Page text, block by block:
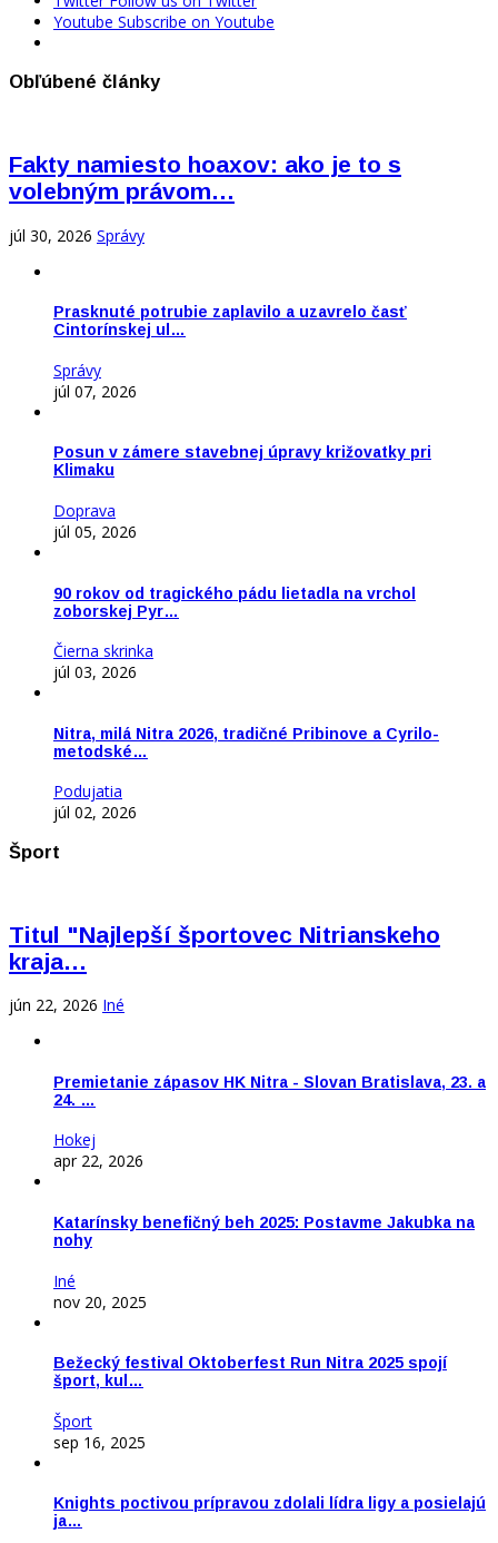
Youtube Subscribe on Youtube
Obľúbené články
Fakty namiesto hoaxov: ako je to s
volebným právom…
júl 30, 2026 Správy
Prasknuté potrubie zaplavilo a uzavrelo časť
Cintorínskej ul…
Správy
júl 07, 2026
Posun v zámere stavebnej úpravy križovatky pri
Klimaku
Doprava
júl 05, 2026
90 rokov od tragického pádu lietadla na vrchol
zoborskej Pyr…
Čierna skrinka
júl 03, 2026
Nitra, milá Nitra 2026, tradičné Pribinove a Cyrilo-
metodské…
Podujatia
júl 02, 2026
Šport
Titul "Najlepší športovec Nitrianskeho
kraja…
jún 22, 2026 Iné
Premietanie zápasov HK Nitra - Slovan Bratislava, 23. a
24. …
Hokej
apr 22, 2026
Katarínsky benefičný beh 2025: Postavme Jakubka na
nohy
Iné
nov 20, 2025
Bežecký festival Oktoberfest Run Nitra 2025 spojí
šport, kul…
Šport
sep 16, 2025
Knights poctivou prípravou zdolali lídra ligy a posielajú
ja…